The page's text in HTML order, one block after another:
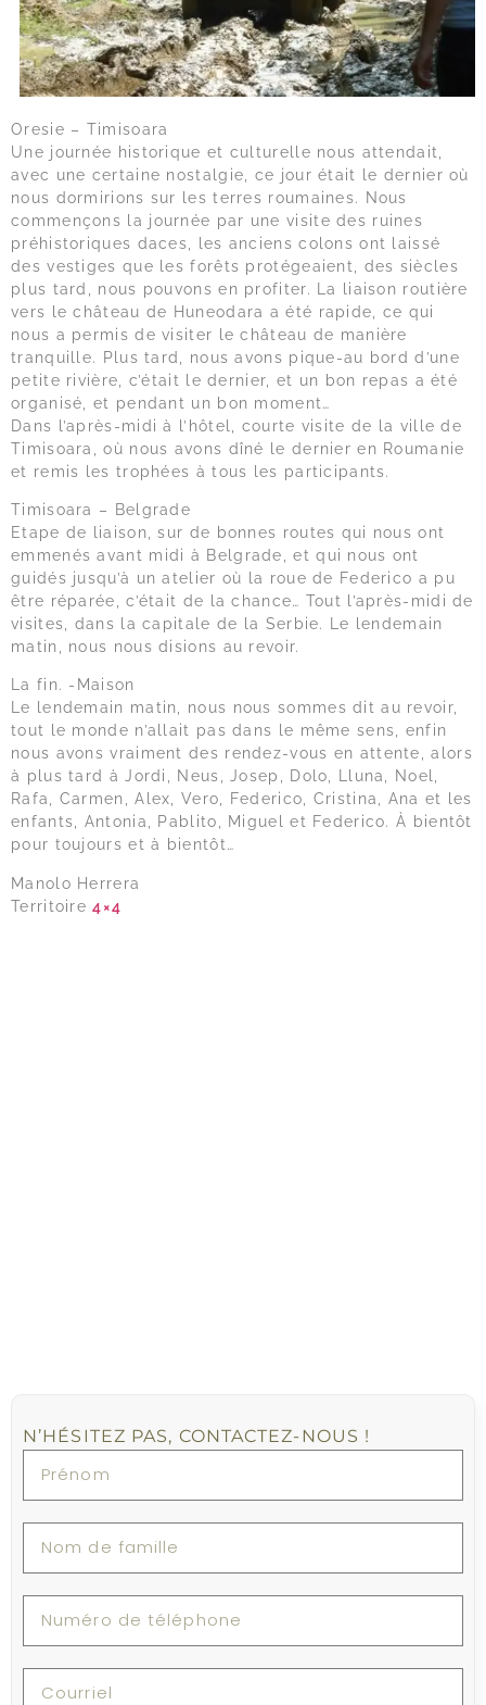
Oresie – Timisoara
Une journée historique et culturelle nous attendait,
avec une certaine nostalgie, ce jour était le dernier où
nous dormirions sur les terres roumaines. Nous
commençons la journée par une visite des ruines
préhistoriques daces, les anciens colons ont laissé
des vestiges que les forêts protégeaient, des siècles
plus tard, nous pouvons en profiter. La liaison routière
vers le château de Huneodara a été rapide, ce qui
nous a permis de visiter le château de manière
tranquille. Plus tard, nous avons pique-au bord d’une
petite rivière, c’était le dernier, et un bon repas a été
organisé, et pendant un bon moment…
Dans l’après-midi à l’hôtel, courte visite de la ville de
Timisoara, où nous avons dîné le dernier en Roumanie
et remis les trophées à tous les participants.
Timisoara – Belgrade
Etape de liaison, sur de bonnes routes qui nous ont
emmenés avant midi à Belgrade, et qui nous ont
guidés jusqu’à un atelier où la roue de Federico a pu
être réparée, c’était de la chance… Tout l’après-midi de
visites, dans la capitale de la Serbie. Le lendemain
matin, nous nous disions au revoir.
La fin. -Maison
Le lendemain matin, nous nous sommes dit au revoir,
tout le monde n’allait pas dans le même sens, enfin
nous avons vraiment des rendez-vous en attente, alors
à plus tard à Jordi, Neus, Josep, Dolo, Lluna, Noel,
Rafa, Carmen, Alex, Vero, Federico, Cristina, Ana et les
enfants, Antonia, Pablito, Miguel et Federico. À bientôt
pour toujours et à bientôt…
Manolo Herrera
Territoire4×4
N’HÉSITEZ PAS, CONTACTEZ-NOUS !